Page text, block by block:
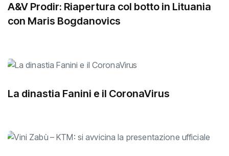
A&V Prodir: Riapertura col botto in Lituania
con Maris Bogdanovics
La dinastia Fanini e il CoronaVirus